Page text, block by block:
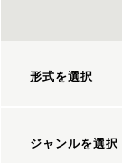
形式を選択
ジャンルを選択